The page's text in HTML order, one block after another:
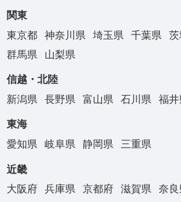
関東
東京都
神奈川県 埼玉県 千葉県
群馬県
山梨県
信越・北陸
新潟県
長野県 富山県 石川県 福井
東海
愛知県
岐阜県 静岡県 三重県
近畿
大阪府
兵庫県 京都府 滋賀県 奈良